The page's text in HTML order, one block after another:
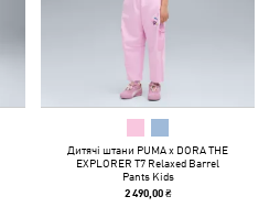
Дитячі штани PUMA x DORA THE
EXPLORER T7 Relaxed Barrel
Pants Kids
2 490,00 ₴